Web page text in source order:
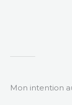
Mon intention